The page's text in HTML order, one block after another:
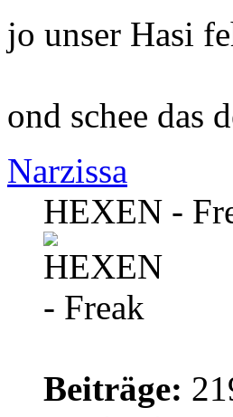
jo unser Hasi
ond schee das
Narzissa
HEXEN -
Beiträge: